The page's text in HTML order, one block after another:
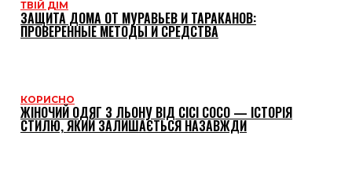
ТВІЙ ДІМ
ЗАЩИТА ДОМА ОТ МУРАВЬЕВ И ТАРАКАНОВ:
ПРОВЕРЕННЫЕ МЕТОДЫ И СРЕДСТВА
КОРИСНО
ЖІНОЧИЙ ОДЯГ З ЛЬОНУ ВІД CICI COCO — ІСТОРІЯ
СТИЛЮ, ЯКИЙ ЗАЛИШАЄТЬСЯ НАЗАВЖДИ